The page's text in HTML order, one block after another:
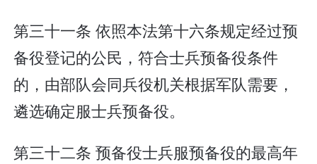
第三十一条 依照本法第十六条规定经过预
备役登记的公民，符合士兵预备役条件
的，由部队会同兵役机关根据军队需要，
遴选确定服士兵预备役。
第三十二条 预备役士兵服预备役的最高年